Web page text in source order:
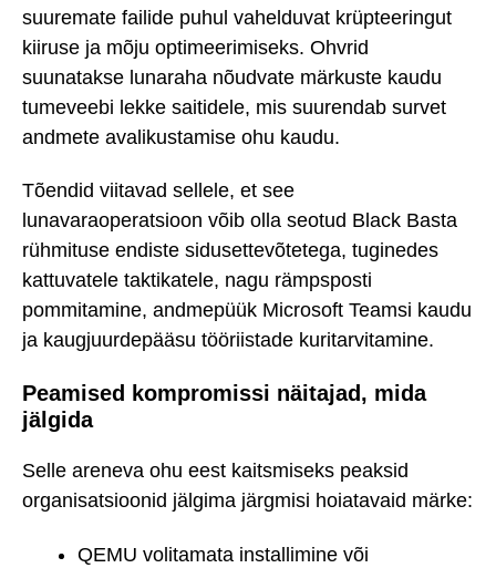
suuremate failide puhul vahelduvat krüpteeringut
kiiruse ja mõju optimeerimiseks. Ohvrid
suunatakse lunaraha nõudvate märkuste kaudu
tumeveebi lekke saitidele, mis suurendab survet
andmete avalikustamise ohu kaudu.
Tõendid viitavad sellele, et see
lunavaraoperatsioon võib olla seotud Black Basta
rühmituse endiste sidusettevõtetega, tuginedes
kattuvatele taktikatele, nagu rämpsposti
pommitamine, andmepüük Microsoft Teamsi kaudu
ja kaugjuurdepääsu tööriistade kuritarvitamine.
Peamised kompromissi näitajad, mida
jälgida
Selle areneva ohu eest kaitsmiseks peaksid
organisatsioonid jälgima järgmisi hoiatavaid märke:
QEMU volitamata installimine või